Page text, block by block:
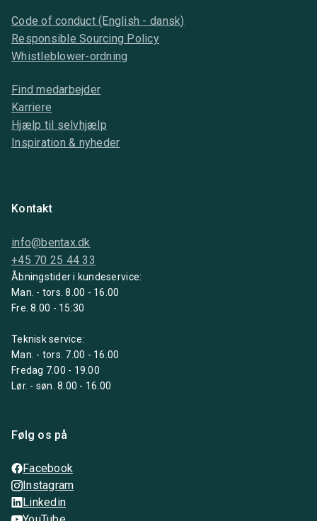
Code of conduct (English - dansk)
Responsible Sourcing Policy
Whistleblower-ordning
Find medarbejder
Karriere
Hjælp til selvhjælp
Inspiration & nyheder
Kontakt
info@bentax.dk
+45 70 25 44 33
Åbningstider i kundeservice:
Man. - tors. 8.00 - 16.00
Fre. 8.00 - 15:30
Teknisk service:
Man. - tors. 7.00 - 16.00
Fredag 7.00 - 19.00
Lør. - søn. 8.00 - 16.00
Følg os på
Facebook
Instagram
Linkedin